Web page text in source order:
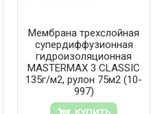
Мембрана трехслойная
супердиффузионная
гидроизоляционная
MASTERMAX 3 CLASSIC
135г/м2, рулон 75м2 (10-
997)